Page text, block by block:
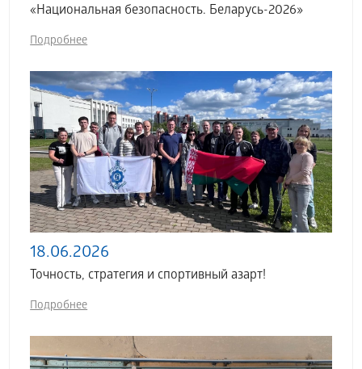
«Национальная безопасность. Беларусь-2026»
Подробнее
18.06.2026
Точность, стратегия и спортивный азарт!
Подробнее